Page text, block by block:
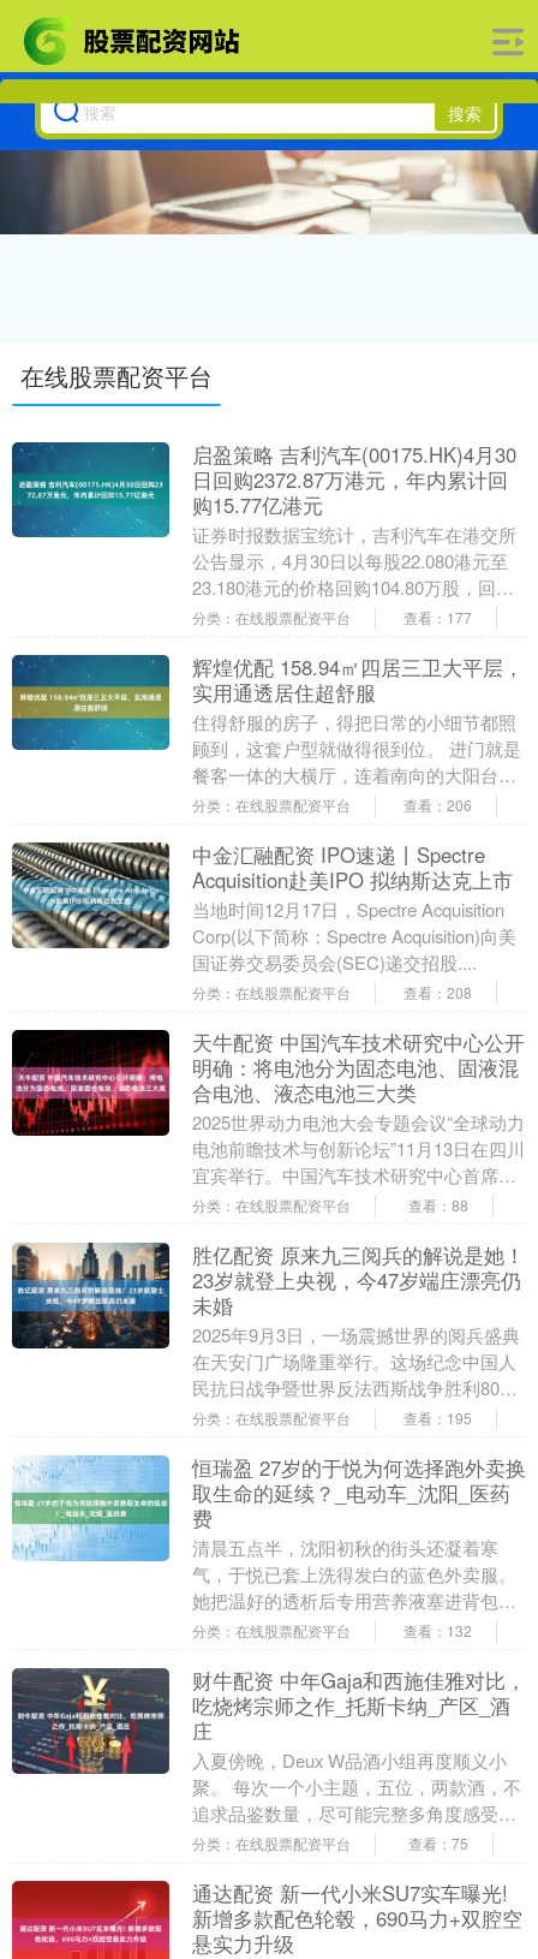
搜索
在线股票配资平台
启盈策略 吉利汽车(00175.HK)4月30
日回购2372.87万港元，年内累计回
购15.77亿港元
证券时报数据宝统计，吉利汽车在港交所
公告显示，4月30日以每股22.080港元至
23.180港元的价格回购104.80万股，回购
金额达2372.87万港元。该股....
分类：在线股票配资平台 查看：177
辉煌优配 158.94㎡四居三卫大平层，
实用通透居住超舒服
住得舒服的房子，得把日常的小细节都照
顾到，这套户型就做得很到位。 进门就是
餐客一体的大横厅，连着南向的大阳台，
采光通风都很好，不管是一家人聊天，还
分类：在线股票配资平台 查看：206
中金汇融配资 IPO速递丨Spectre
Acquisition赴美IPO 拟纳斯达克上市
当地时间12月17日，Spectre Acquisition
Corp(以下简称：Spectre Acquisition)向美
国证券交易委员会(SEC)递交招股....
分类：在线股票配资平台 查看：208
天牛配资 中国汽车技术研究中心公开
明确：将电池分为固态电池、固液混
合电池、液态电池三大类
2025世界动力电池大会专题会议“全球动力
电池前瞻技术与创新论坛”11月13日在四川
宜宾举行。中国汽车技术研究中心首席科
学家王芳在论坛演讲中表示，当前需要明
分类：在线股票配资平台 查看：88
胜亿配资 原来九三阅兵的解说是她！
23岁就登上央视，今47岁端庄漂亮仍
未婚
2025年9月3日，一场震撼世界的阅兵盛典
在天安门广场隆重举行。这场纪念中国人
民抗日战争暨世界反法西斯战争胜利80周
年的阅兵式，不仅展示了中国军队的威武
分类：在线股票配资平台 查看：195
恒瑞盈 27岁的于悦为何选择跑外卖换
取生命的延续？_电动车_沈阳_医药
费
清晨五点半，沈阳初秋的街头还凝着寒
气，于悦已套上洗得发白的蓝色外卖服。
她把温好的透析后专用营养液塞进背包，
又摸出降压药数了两粒 —— 这是 2021 年
分类：在线股票配资平台 查看：132
财牛配资 中年Gaja和西施佳雅对比，
吃烧烤宗师之作_托斯卡纳_产区_酒
庄
入夏傍晚，Deux W品酒小组再度顺义小
聚。 每次一个小主题，五位，两款酒，不
追求品鉴数量，尽可能完整多角度感受酒
的特质和变化。 这次小主题是来自意大利
分类：在线股票配资平台 查看：75
通达配资 新一代小米SU7实车曝光!
新增多款配色轮毂，690马力+双腔空
悬实力升级